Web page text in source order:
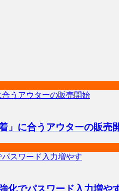
」に合うアウターの販売
化でパスワード入力増や